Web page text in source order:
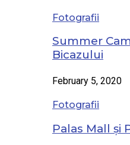
Fotografii
Summer
Bicazului
February 5, 2020
Fotografii
Palas Mall și